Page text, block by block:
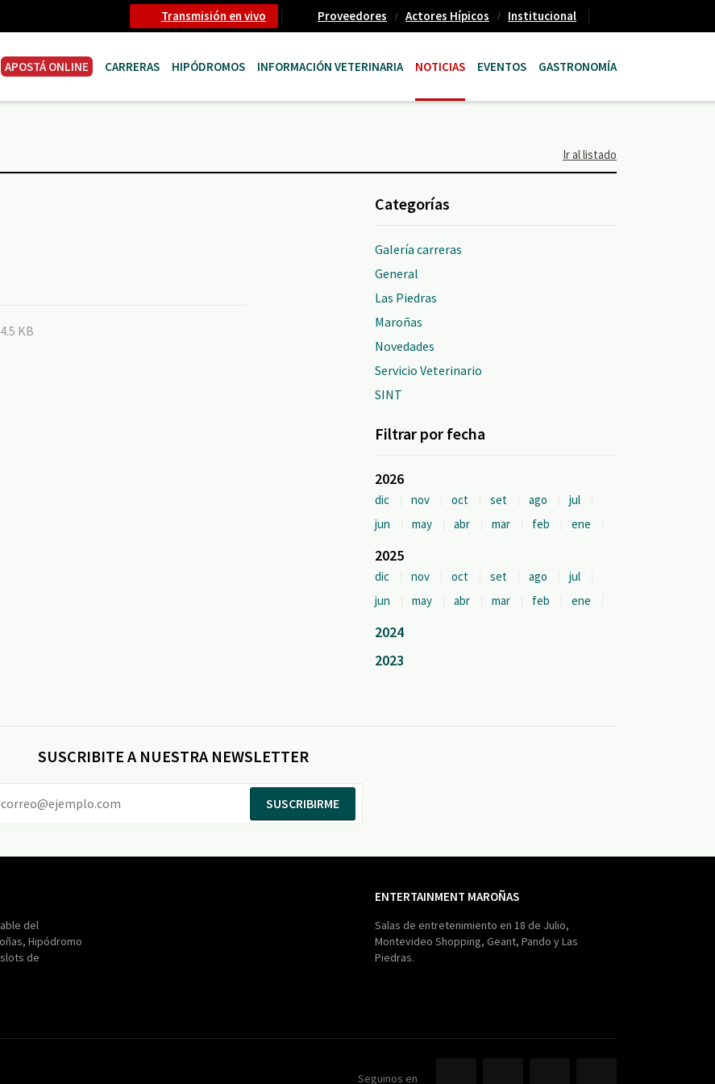
Transmisión en vivo Proveedores Actores Hípicos Institucional
APOSTÁ ONLINE CARRERAS HIPÓDROMOS INFORMACIÓN VETERINARIA NOTICIAS EVENTOS GASTRONOMÍA
Ir al listado
KB
Categorías
Galería carreras
General
Las Piedras
Maroñas
Novedades
Servicio Veterinario
SINT
Filtrar por fecha
2026
dic nov oct set ago
jul
jun
may abr mar feb ene
2025
dic nov oct set ago
jul
jun
may abr mar feb ene
2024
2023
SUSCRIBITE A NUESTRA NEWSLETTER
SUSCRIBIRME
del
Hipódromo
de
ENTERTAINMENT MAROÑAS
Salas de entretenimiento en 18 de Julio,
Montevideo Shopping, Geant, Pando y Las
Piedras.
Seguinos en